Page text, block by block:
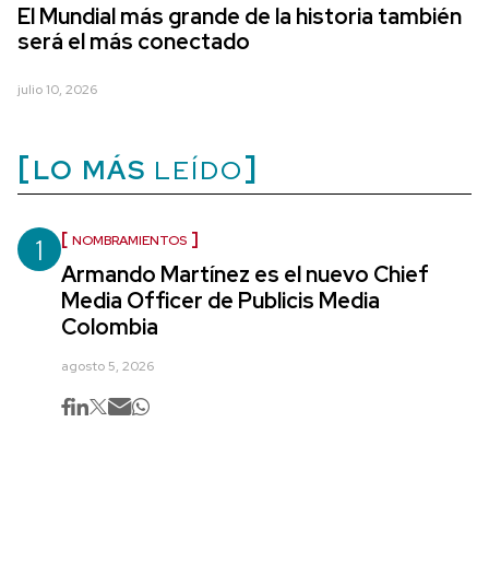
El Mundial más grande de la historia también
será el más conectado
julio 10, 2026
LO MÁS LEÍDO
1 NOMBRAMIENTOS
Armando Martínez es el nuevo Chief
Media Officer de Publicis Media
Colombia
agosto 5, 2026